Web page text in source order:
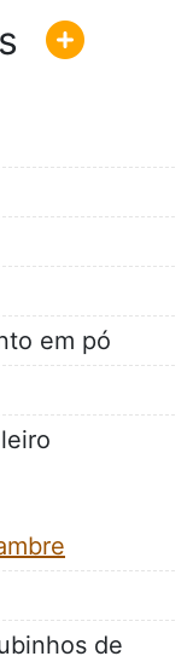
em pó
de